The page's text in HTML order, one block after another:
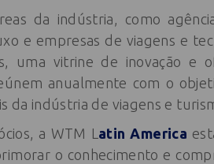
da indústria, como
e empresas de viagens e
uma vitrine de inovação e
anualmente com o
da indústria de viagens e
a WTM L atin America
o conhecimento e